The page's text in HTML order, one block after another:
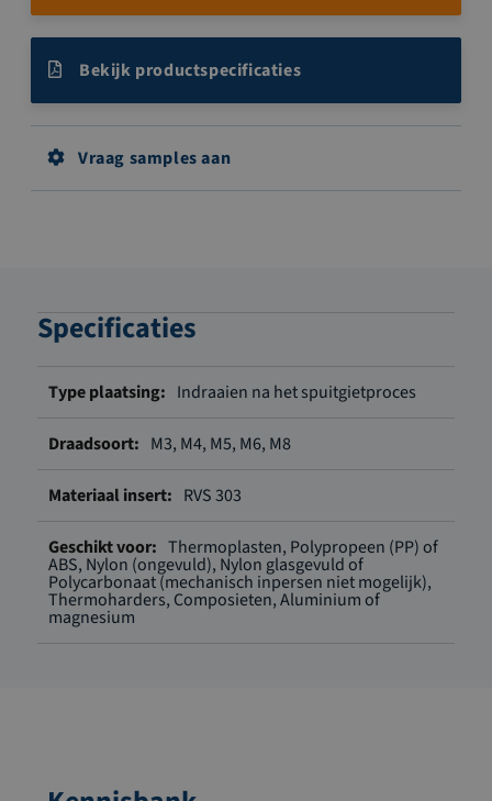
Bekijk productspecificaties
Vraag samples aan
Specificaties
informatie
Indraaien na het spuitgietproces
M3, M4, M5, M6, M8
RVS 303
Thermoplasten, Polypropeen (PP) of
ABS, Nylon (ongevuld), Nylon glasgevuld of
Polycarbonaat (mechanisch inpersen niet mogelijk),
Thermoharders, Composieten, Aluminium of
magnesium